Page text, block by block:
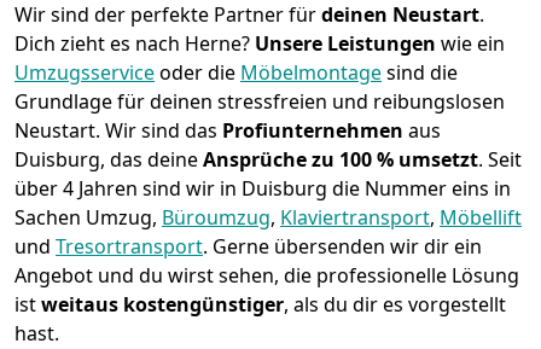
Wir sind der perfekte Partner fürdeinen Neustart.
Dich zieht es nach Herne? Unsere Leistungen wie ein
Umzugsserviceoder die Möbelmontagesind die
Grundlage für deinen stressfreien und reibungslosen
Neustart. Wir sind das Profiunternehmen aus
Duisburg, das deineAnsprüche zu 100 % umsetzt. Seit
über 4 Jahren sind wir in Duisburg die Nummer eins in
Sachen Umzug, Büroumzug, Klaviertransport, Möbellift
und Tresortransport. Gerne übersenden wir dir ein
Angebot und du wirst sehen, die professionelle Lösung
istweitaus kostengünstiger, als du dir es vorgestellt
hast.